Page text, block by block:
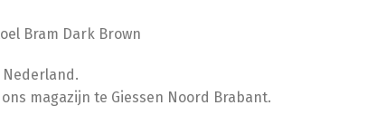
Bram Dark Brown
magazijn te Giessen Noord Brabant.